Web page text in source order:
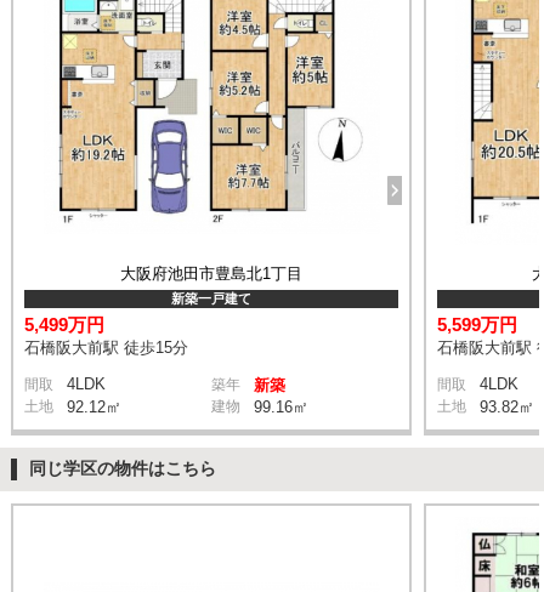
大阪府池田市豊島北1丁目
新築一戸建て
5,499万円
石橋阪大前駅 徒歩15分
間取 4LDK 築年 新築
土地 92.12㎡ 建物 99.16㎡
5,599万円
石橋阪大前駅
間取 4LDK
土地 93.82㎡
同じ学区の物件はこちら